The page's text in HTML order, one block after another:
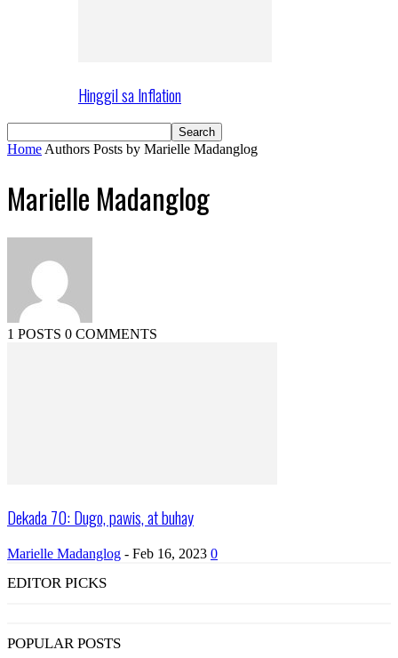
Hinggil sa Inflation
Home Authors Posts by Marielle Madanglog
Marielle Madanglog
1 POSTS 0 COMMENTS
Dekada 70: Dugo, pawis, at buhay
Marielle Madanglog - Feb 16, 2023 0
EDITOR PICKS
POPULAR POSTS